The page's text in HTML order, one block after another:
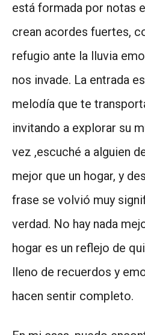
está formada por notas
crean acordes fuertes,
refugio ante la lluvia
nos invade. La entrada
melodía que te
invitando a explorar su
vez ,escuché a alguien
mejor que un hogar, y
frase se volvió muy
verdad. No hay nada
hogar es un reflejo de
lleno de recuerdos y
hacen sentir completo.